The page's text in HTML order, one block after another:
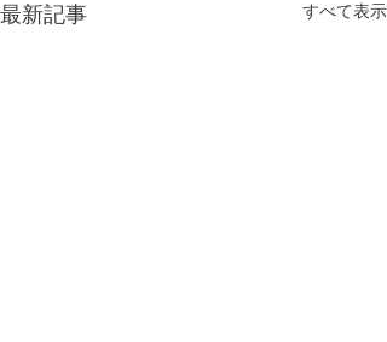
最新記事 すべて表示